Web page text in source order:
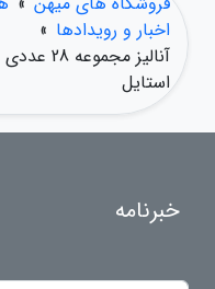
اخبار و رویدادها »
آنالیز
استایل
خبرنامه